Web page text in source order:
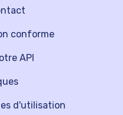
API
conforme
d'utilisation